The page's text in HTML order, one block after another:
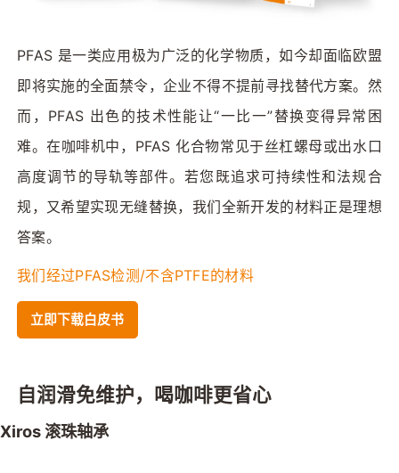
PFAS 是一类应用极为广泛的化学物质，如今却面临欧盟
即将实施的全面禁令，企业不得不提前寻找替代方案。然
而，PFAS 出色的技术性能让“一比一”替换变得异常困
难。在咖啡机中，PFAS 化合物常见于丝杠螺母或出水口
高度调节的导轨等部件。若您既追求可持续性和法规合
规，又希望实现无缝替换，我们全新开发的材料正是理想
答案。
我们经过PFAS检测/不含PTFE的材料
立即下载白皮书
自润滑免维护，喝咖啡更省心
Xiros 滚珠轴承